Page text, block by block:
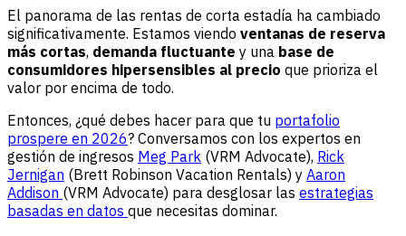
El panorama de las rentas de corta estadía ha cambiado
significativamente. Estamos viendo ventanas de reserva
más cortas, demanda fluctuante y una base de
consumidores hipersensibles al precio que prioriza el
valor por encima de todo.
Entonces, ¿qué debes hacer para que tu portafolio
prospere en 2026? Conversamos con los expertos en
gestión de ingresos Meg Park (VRM Advocate), Rick
Jernigan (Brett Robinson Vacation Rentals) y Aaron
Addison (VRM Advocate) para desglosar las estrategias
basadas en datos que necesitas dominar.